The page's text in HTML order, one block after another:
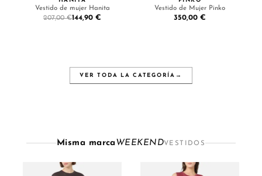
Vestido de mujer Hanita
207,00 €144,90 €
Vestido de Mujer Pinko
350,00 €
VER TODA LA CATEGORÍA →
Misma marca WEEKENDVESTIDOS